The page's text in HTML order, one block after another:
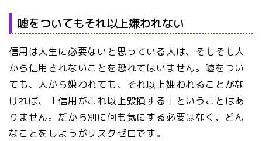
嘘をついてもそれ以上嫌われない
信用は人生に必要ないと思っている人は、そもそも人
から信用されないことを恐れてはいません。嘘をつい
ても、人から嫌われても、それ以上嫌われることがな
ければ、「信用がこれ以上毀損する」ということはあ
りません。だから別に何も気にする必要はなく、どん
なことをしようがリスクゼロです。